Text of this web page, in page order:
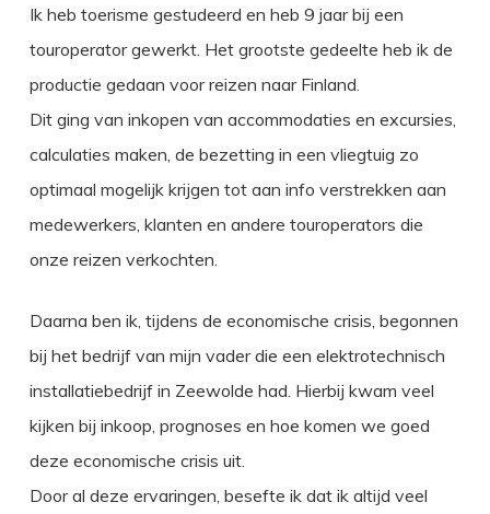
Ik heb toerisme gestudeerd en heb 9 jaar bij een
touroperator gewerkt. Het grootste gedeelte heb ik de
productie gedaan voor reizen naar Finland.
Dit ging van inkopen van accommodaties en excursies,
calculaties maken, de bezetting in een vliegtuig zo
optimaal mogelijk krijgen tot aan info verstrekken aan
medewerkers, klanten en andere touroperators die
onze reizen verkochten.
Daarna ben ik, tijdens de economische crisis, begonnen
bij het bedrijf van mijn vader die een elektrotechnisch
installatiebedrijf in Zeewolde had. Hierbij kwam veel
kijken bij inkoop, prognoses en hoe komen we goed
deze economische crisis uit.
Door al deze ervaringen, besefte ik dat ik altijd veel